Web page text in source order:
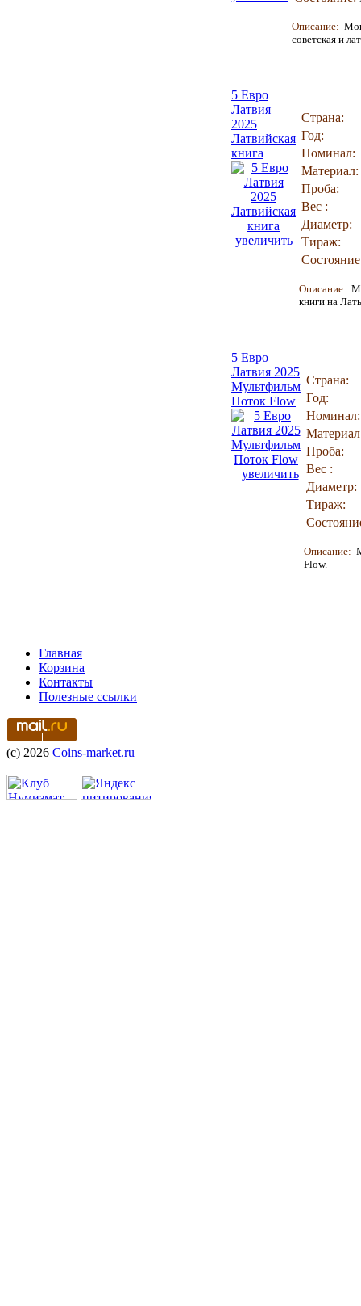
Описание:
советская и
5 Евро
Латвия
2025
Латвийская
книга
увеличить
Страна:
Год:
Номинал:
Материал:
Проба:
Вес :
Диаметр:
Тираж:
Описание:
книги на
5 Евро
Латвия 2025
Мультфильм
Поток Flow
увеличить
Страна:
Год:
Номинал:
Проба:
Вес :
Диаметр:
Тираж:
Описание:
Flow.
Главная
Корзина
Контакты
Полезные ссылки
(c) 2026 Coins-market.ru